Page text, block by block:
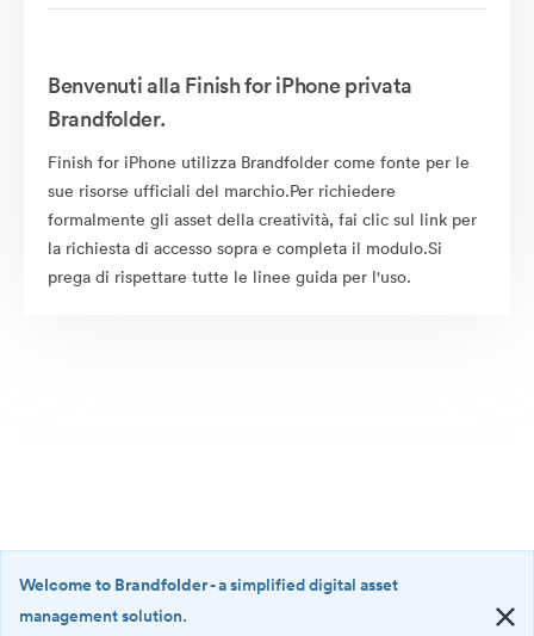
Benvenuti alla Finish for iPhone privata
Brandfolder.
Finish for iPhone utilizza Brandfolder come fonte per le
sue risorse ufficiali del marchio.Per richiedere
formalmente gli asset della creatività, fai clic sul link per
la richiesta di accesso sopra e completa il modulo.Si
prega di rispettare tutte le linee guida per l'uso.
Welcome to Brandfolder- a simplified digital asset
management solution.